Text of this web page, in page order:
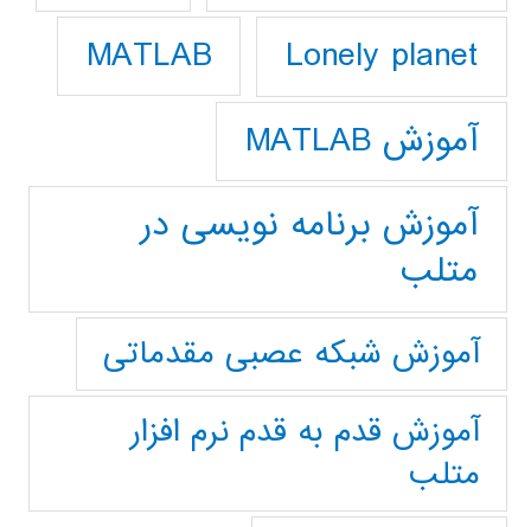
Lonely planet
MATLAB
آموزش MATLAB
آموزش برنامه نویسی در
متلب
آموزش شبکه عصبی مقدماتی
آموزش قدم به قدم نرم افزار
متلب